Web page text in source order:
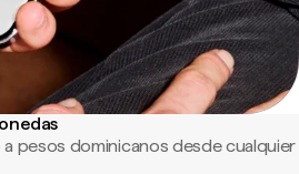
pesos dominicanos desde cualquier